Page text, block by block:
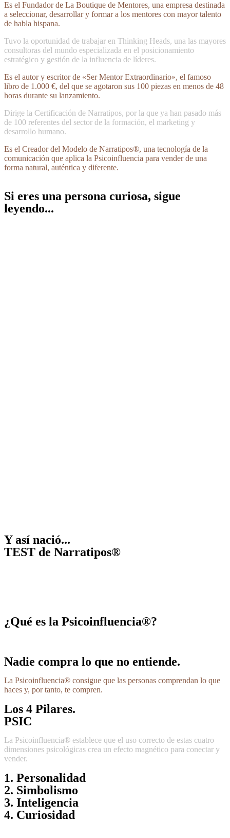
Es el Fundador de La Boutique de Mentores, una empresa destinada
a seleccionar, desarrollar y formar a los mentores con mayor talento
de habla hispana.
Tuvo la oportunidad de trabajar en Thinking Heads, una las mayores
consultoras del mundo especializada en el posicionamiento
estratégico y gestión de la influencia de líderes.
Es el autor y escritor de «Ser Mentor Extraordinario», el famoso
libro de 1.000 €, del que se agotaron sus 100 piezas en menos de 48
horas durante su lanzamiento.
Dirige la Certificación de Narratipos, por la que ya han pasado más
de 100 referentes del sector de la formación, el marketing y
desarrollo humano.
Es el Creador del Modelo de Narratipos®, una tecnología de la
comunicación que aplica la Psicoinfluencia para vender de una
forma natural, auténtica y diferente.
Si eres una persona curiosa, sigue
leyendo...
Y así nació...
TEST de Narratipos®
¿Qué es la Psicoinfluencia®?
Nadie compra lo que no entiende.
La Psicoinfluencia® consigue que las personas comprendan lo que
haces y, por tanto, te compren.
Los 4 Pilares.
PSIC
La Psicoinfluencia® establece que el uso correcto de estas cuatro
dimensiones psicológicas crea un efecto magnético para conectar y
vender.
1. Personalidad
2. Simbolismo
3. Inteligencia
4. Curiosidad